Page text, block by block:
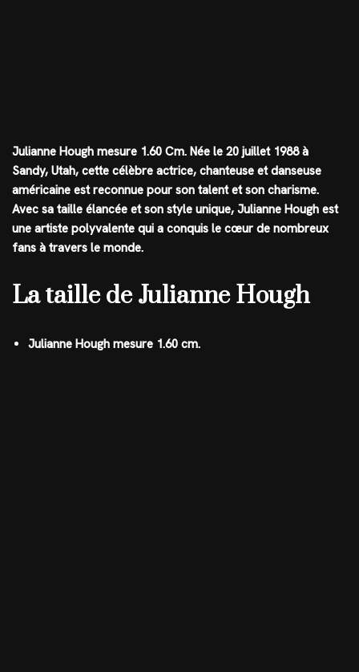
Julianne Hough mesure 1.60 Cm. Née le 20 juillet 1988 à
Sandy, Utah, cette célèbre actrice, chanteuse et danseuse
américaine est reconnue pour son talent et son charisme.
Avec sa taille élancée et son style unique, Julianne Hough est
une artiste polyvalente qui a conquis le cœur de nombreux
fans à travers le monde.
La taille de Julianne Hough
Julianne Hough mesure 1.60 cm.